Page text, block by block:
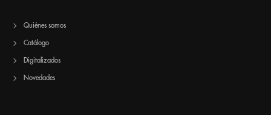
Quiénes somos
Catálogo
Digitalizados
Novedades